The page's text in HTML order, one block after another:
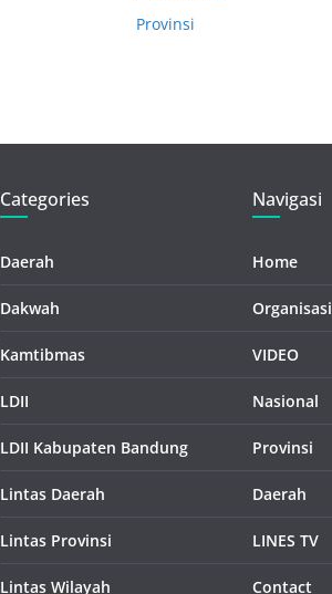
Provinsi
Categories
Daerah
Dakwah
Kamtibmas
LDII
LDII Kabupaten Bandung
Lintas Daerah
Lintas Provinsi
Lintas Wilayah
Navigasi
Home
Organisasi
VIDEO
Nasional
Provinsi
Daerah
LINES TV
Contact